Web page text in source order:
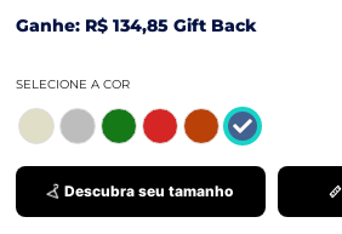
Ganhe: R$ 134,85 Gift Back
SELECIONE A COR
Descubra seu tamanho